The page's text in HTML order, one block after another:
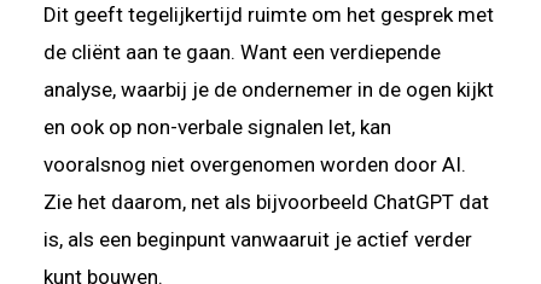
Dit geeft tegelijkertijd ruimte om het gesprek met
de cliënt aan te gaan. Want een verdiepende
analyse, waarbij je de ondernemer in de ogen kijkt
en ook op non-verbale signalen let, kan
vooralsnog niet overgenomen worden door AI.
Zie het daarom, net als bijvoorbeeld ChatGPT dat
is, als een beginpunt vanwaaruit je actief verder
kunt bouwen.